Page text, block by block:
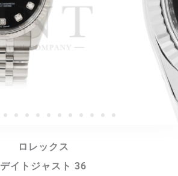
ロレックス
デイトジャスト 36